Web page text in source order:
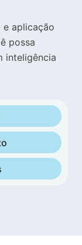
e aplicação
possa
inteligência